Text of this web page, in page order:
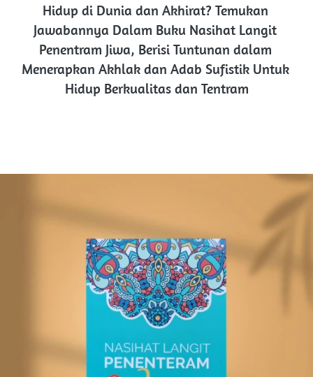
Hidup di Dunia dan Akhirat? Temukan
Jawabannya Dalam Buku Nasihat Langit
Penentram Jiwa, Berisi Tuntunan dalam
Menerapkan Akhlak dan Adab Sufistik Untuk
Hidup Berkualitas dan Tentram